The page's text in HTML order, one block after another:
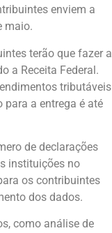
enviem a
maio.
terão que fazer a
a Receita Federal.
tributáveis
para a entrega é até
de declarações
instituições no
os contribuintes
dos dados.
como análise de